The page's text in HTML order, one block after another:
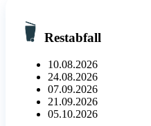
Restabfall
10.08.2026
24.08.2026
07.09.2026
21.09.2026
05.10.2026